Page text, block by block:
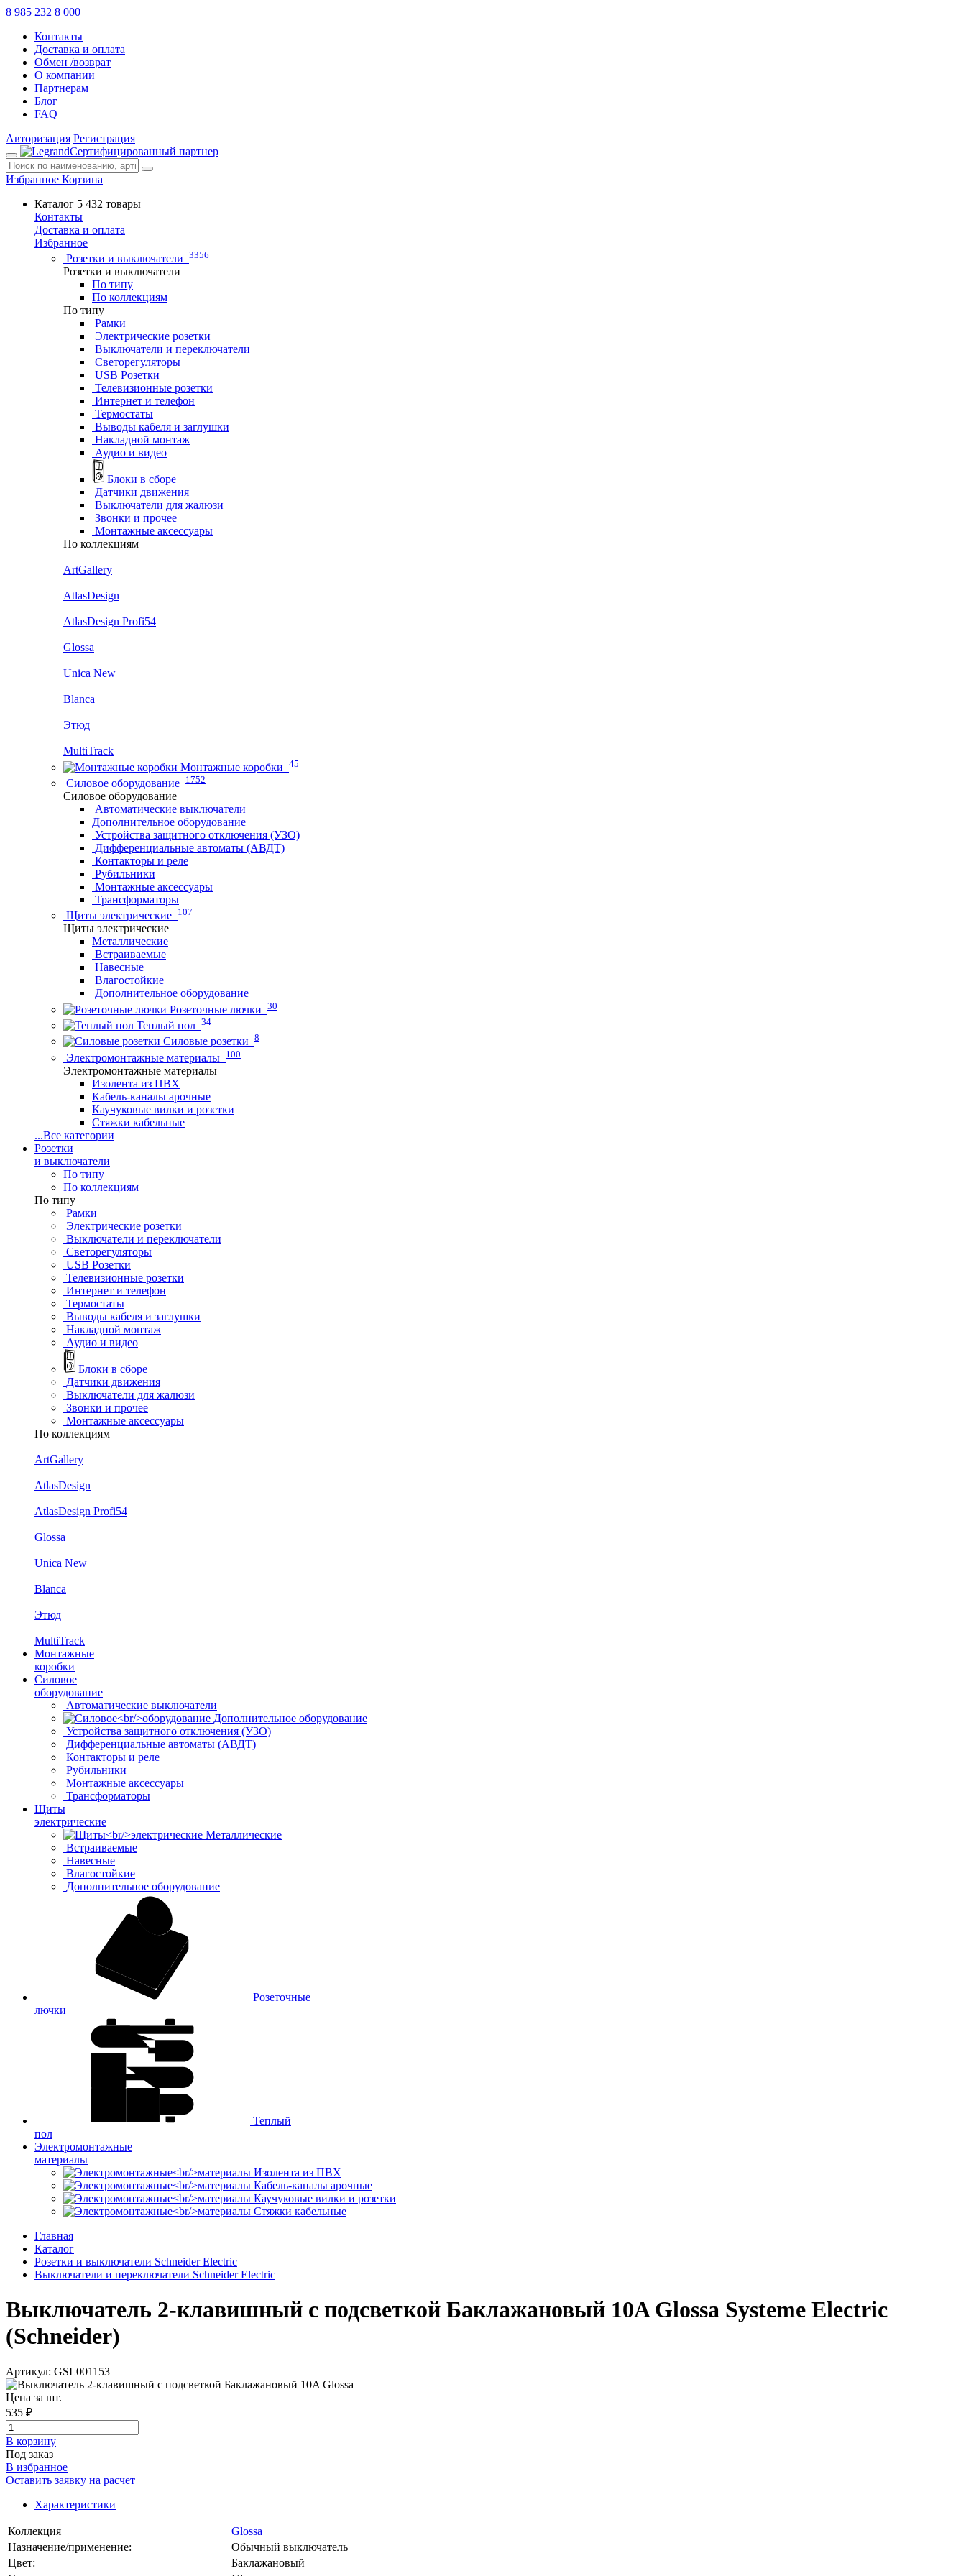
8 985 232 8 000
Контакты
Доставка и оплата
Обмен /возврат
О компании
Партнерам
Блог
FAQ
Авторизация Регистрация
Сертифицированный партнер
Избранное Корзина
Каталог 5 432 товары
Контакты
Доставка и оплата
Избранное
Розетки и выключатели 3356
Розетки и выключатели
По типу
По коллекциям
По типу
Рамки
Электрические розетки
Выключатели и переключатели
Светорегуляторы
USB Розетки
Телевизионные розетки
Интернет и телефон
Термостаты
Выводы кабеля и заглушки
Накладной монтаж
Аудио и видео
Блоки в сборе
Датчики движения
Выключатели для жалюзи
Звонки и прочее
Монтажные аксессуары
По коллекциям
ArtGallery
AtlasDesign
AtlasDesign Profi54
Glossa
Unica New
Blanca
Этюд
MultiTrack
Монтажные коробки 45
Силовое оборудование 1752
Силовое оборудование
Автоматические выключатели
Дополнительное оборудование
Устройства защитного отключения (УЗО)
Дифференциальные автоматы (АВДТ)
Контакторы и реле
Рубильники
Монтажные аксессуары
Трансформаторы
Щиты электрические 107
Щиты электрические
Металлические
Встраиваемые
Навесные
Влагостойкие
Дополнительное оборудование
Розеточные лючки 30
Теплый пол 34
Силовые розетки 8
Электромонтажные материалы 100
Электромонтажные материалы
Изолента из ПВХ
Кабель-каналы арочные
Каучуковые вилки и розетки
Стяжки кабельные
...Все категории
Розетки
и выключатели
По типу
По коллекциям
По типу
Рамки
Электрические розетки
Выключатели и переключатели
Светорегуляторы
USB Розетки
Телевизионные розетки
Интернет и телефон
Термостаты
Выводы кабеля и заглушки
Накладной монтаж
Аудио и видео
Блоки в сборе
Датчики движения
Выключатели для жалюзи
Звонки и прочее
Монтажные аксессуары
По коллекциям
ArtGallery
AtlasDesign
AtlasDesign Profi54
Glossa
Unica New
Blanca
Этюд
MultiTrack
Монтажные
коробки
Силовое
оборудование
Автоматические выключатели
Дополнительное оборудование
Устройства защитного отключения (УЗО)
Дифференциальные автоматы (АВДТ)
Контакторы и реле
Рубильники
Монтажные аксессуары
Трансформаторы
Щиты
электрические
Металлические
Встраиваемые
Навесные
Влагостойкие
Дополнительное оборудование
Розеточные
лючки
Теплый
пол
Электромонтажные
материалы
Изолента из ПВХ
Кабель-каналы арочные
Каучуковые вилки и розетки
Стяжки кабельные
Главная
Каталог
Розетки и выключатели Schneider Electric
Выключатели и переключатели Schneider Electric
Выключатель 2-клавишный с подсветкой Баклажановый 10A Glossa Systeme Electric
(Schneider)
Артикул: GSL001153
Цена за шт.
535 ₽
В корзинy
Под заказ
В избранное
Оставить заявку на расчет
Характеристики
Коллекция
Glossa
Назначение/применение:
Обычный выключатель
Цвет:
Баклажановый